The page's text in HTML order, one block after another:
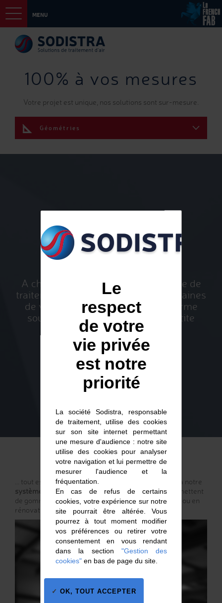
MENU
100% à vos mesures
Votre projet est unique, nos solutions sont sur-mesure.
Géométries
GÉOMÉTRIES
A chacun son besoin ! Votre centrale de
traitement d’air ou votre réseau de gaines
de ventilation sera fabriqué à la forme
souhaitée : horizontal, vertical, petite
hauteur, en L,…
... tout est possible grâce au
et à notre
système de fabrication . Ces particularités vous permettent
de gommer toutes difficultés d’implantation en neuf ou en
rénovation.
Le
respect
de votre
vie privée
est notre
priorité
La société Sodistra, responsable
de traitement, utilise des cookies
sur son site internet permettant
une mesure d'audience : notre site
utilise des cookies pour analyser
votre navigation et lui permettre de
mesurer l'audience et la
fréquentation.
En cas de refus de certains
cookies, votre expérience sur notre
site pourrait être altérée. Vous
pourrez à tout moment modifier
vos préférences ou retirer votre
consentement en vous rendant
dans la section "Gestion des
cookies"en bas de page du site.
OK, TOUT ACCEPTER